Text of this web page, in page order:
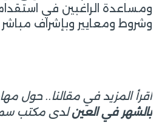
ومساعدة الراغبين في
وشروط ومعايير وبإشراف مباشر
اقرأ المزيد في مقالنا.. حول
بالشهر في العينلدى مكتب